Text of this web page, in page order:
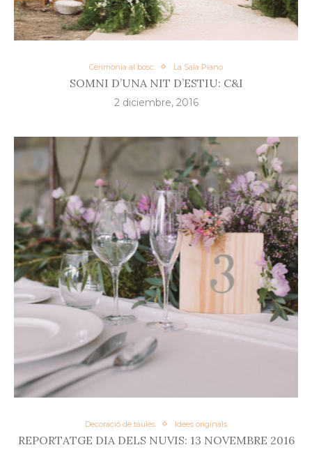
Cerimònia al bosc La Sala Piano
SOMNI D’UNA NIT D’ESTIU: C&I
2 diciembre, 2016
Decoració de taules Idees originals
REPORTATGE DIA DELS NUVIS: 13 NOVEMBRE 2016